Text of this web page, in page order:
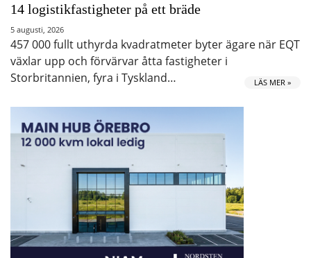
14 logistikfastigheter på ett bräde
5 augusti, 2026
457 000 fullt uthyrda kvadratmeter byter ägare när EQT
växlar upp och förvärvar åtta fastigheter i
Storbritannien, fyra i Tyskland…
LÄS MER »